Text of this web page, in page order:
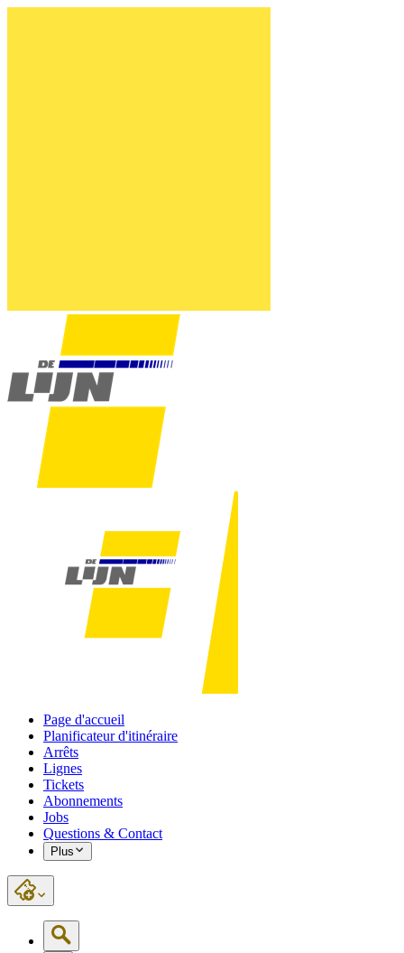
Page d'accueil
Planificateur d'itinéraire
Arrêts
Lignes
Tickets
Abonnements
Jobs
Questions & Contact
Plus